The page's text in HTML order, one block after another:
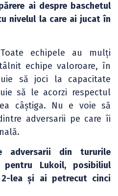
ai despre baschetul
nivelul la care ai jucat în
echipele au mulți
echipe valoroare, în
să joci la capacitate
să le acorzi respectul
câștiga. Nu e voie să
adversarii pe care îi
adversarii din tururile
pentru Lukoil, posibiliul
lea și ai petrecut cinci